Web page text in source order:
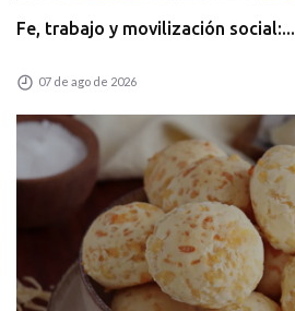
Fe, trabajo y movilización social:...
07 de ago de 2026